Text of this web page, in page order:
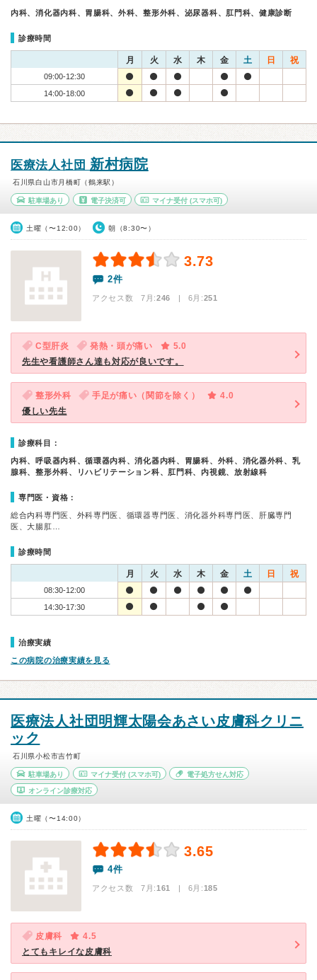
内科、消化器内科、胃腸科、外科、整形外科、泌尿器科、肛門科、健康診断
診療時間
月 火 水 木 金 土 日 祝
09:00-12:30
14:00-18:00
医療法人社団 新村病院
石川県白山市月橋町（鶴来駅）
駐車場あり 電子決済可 マイナ受付 (スマホ可)
土曜（〜12:00） 朝（8:30〜）
3.73
2件
アクセス数 7月:246 | 6月:251
C型肝炎 発熱・頭が痛い
5.0
先生や看護師さん達も対応が良いです。
整形外科 手足が痛い（関節を除く）
4.0
優しい先生
診療科目：
内科、呼吸器内科、循環器内科、消化器内科、胃腸科、外科、消化器外科、乳
腺科、整形外科、リハビリテーション科、肛門科、内視鏡、放射線科
専門医・資格：
総合内科専門医、外科専門医、循環器専門医、消化器外科専門医、肝臓専門
医、大腸肛…
診療時間
月 火 水 木 金 土 日 祝
08:30-12:00
14:30-17:30
治療実績
この病院の治療実績を見る
医療法人社団明輝太陽会あさい皮膚科クリニ
ック
石川県小松市吉竹町
駐車場あり マイナ受付(スマホ可) 電子処方せん対応
オンライン診療対応
土曜（〜14:00）
3.65
4件
アクセス数 7月:161 | 6月:185
皮膚科
4.5
とてもキレイな皮膚科